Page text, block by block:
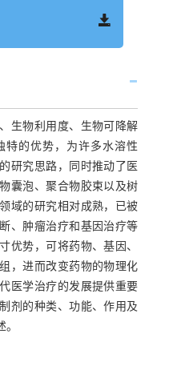
生物利用度、生物可降解
特的优势，为许多水溶性
研究思路，同时推动了医
囊泡、聚合物胶束以及树
域的研究相对成熟，已被
、肿瘤治疗和基因治疗等
优势，可将药物、基因、
，进而改变药物的物理化
医学治疗的发展提供重要
剂的种类、功能、作用及